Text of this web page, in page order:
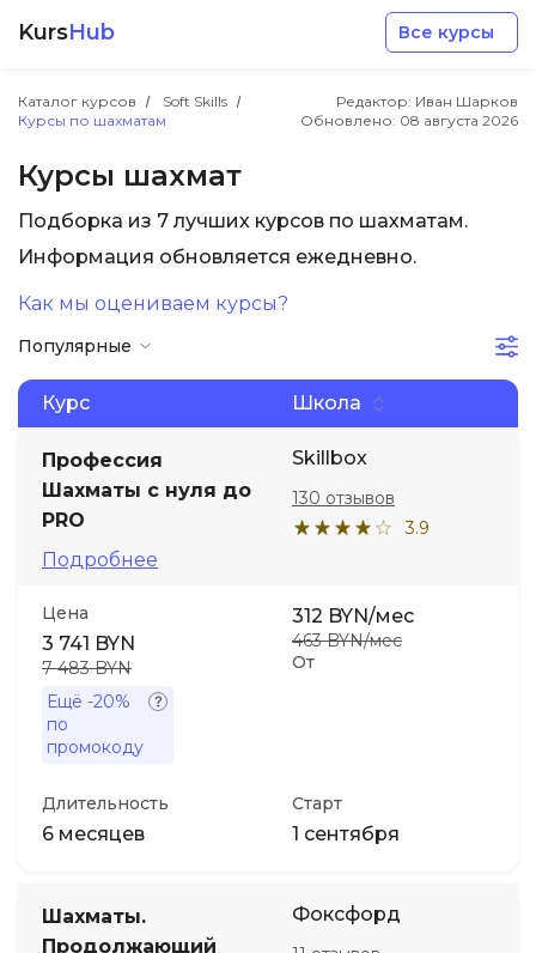
KursHub Все курсы
Каталог курсов
Soft Skills
Курсы по шахматам
Редактор: Иван Шарков
Обновлено: 08 августа 2026
Курсы шахмат
Подборка из 7 лучших курсов по шахматам.
Информация обновляется ежедневно.
Как мы оцениваем курсы?
Популярные
Курс Школа
Профессия
Шахматы с нуля до
PRO
Подробнее
Skillbox
3.9
130 отзывов
Цена
3 741 BYN
7 483 BYN
Ещё -20%
по
промокоду
От
312 BYN/мес
463 BYN/мес
Длительность
6 месяцев
Старт
1 сентября
Шахматы.
Продолжающий
Фоксфорд
Разработка
Дизайн
Аналитика
Менеджмент
Soft Skills
ДПО
Детям